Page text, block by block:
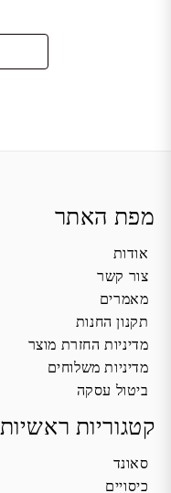
מפת האתר
אודות
צור קשר
מאמרים
תקנון החנות
מדיניות החזרת מוצר
מדיניות משלוחים
ביטול עסקה
קטגוריות ראשיות
סאונד
כיסויים